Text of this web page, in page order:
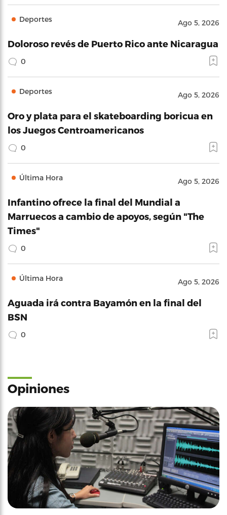
Deportes Ago 5, 2026
Doloroso revés de Puerto Rico ante Nicaragua
0
Deportes Ago 5, 2026
Oro y plata para el skateboarding boricua en
los Juegos Centroamericanos
0
Última Hora Ago 5, 2026
Infantino ofrece la final del Mundial a
Marruecos a cambio de apoyos, según "The
Times"
0
Última Hora Ago 5, 2026
Aguada irá contra Bayamón en la final del
BSN
0
Opiniones